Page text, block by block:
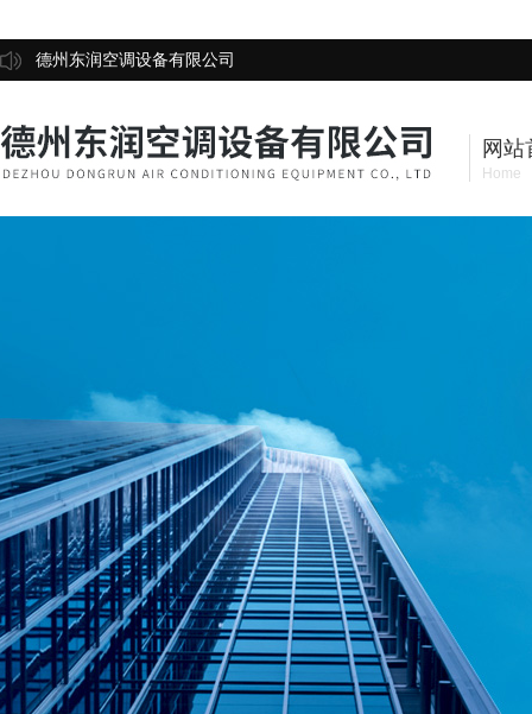
德州东润空调设备有限公司
网站
Home